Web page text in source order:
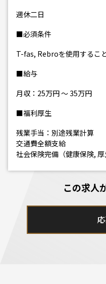
週休二日
■必須条件
T-fas, Rebroを使用するこ
■給与
月収：25万円 ～ 35万円
■福利厚生
残業手当：別途残業計算
交通費全額支給
社会保険完備（健康保険, 厚
この求人